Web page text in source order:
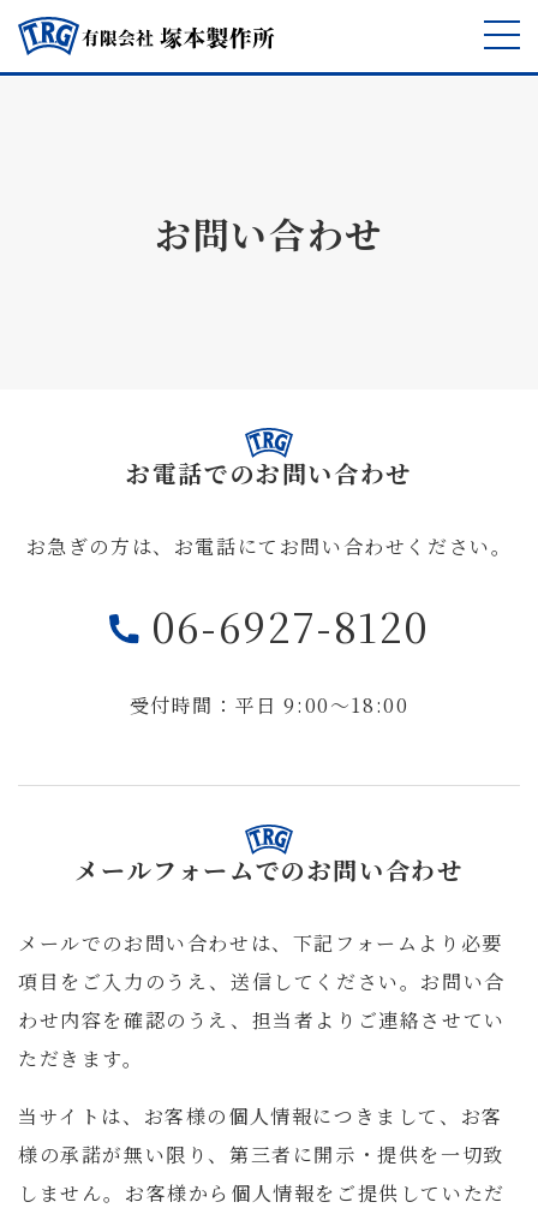
お問い合わせ
お電話でのお問い合わせ
お急ぎの方は、お電話にてお問い合わせください。
06-6927-8120
受付時間：平日 9:00～18:00
メールフォームでのお問い合わせ
メールでのお問い合わせは、下記フォームより必要
項目をご入力のうえ、送信してください。お問い合
わせ内容を確認のうえ、担当者よりご連絡させてい
ただきます。
当サイトは、お客様の個人情報につきまして、お客
様の承諾が無い限り、第三者に開示・提供を一切致
しません。お客様から個人情報をご提供していただ